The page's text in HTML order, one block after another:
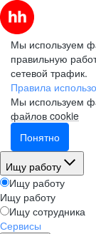
Мы используем
правильную
сетевой трафик.
Правила
Мы используем
файлов cookie
Понятно
Ищу работу
Ищу работу
Ищу работу
Ищу сотрудника
Сервисы